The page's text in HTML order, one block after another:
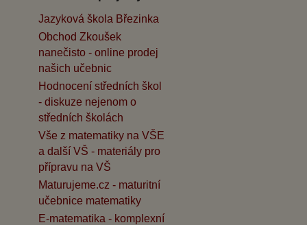
Jazyková škola Březinka
Obchod Zkoušek
nanečisto - online prodej
našich učebnic
Hodnocení středních škol
- diskuze nejenom o
středních školách
Vše z matematiky na VŠE
a další VŠ - materiály pro
přípravu na VŠ
Maturujeme.cz - maturitní
učebnice matematiky
E-matematika - komplexní